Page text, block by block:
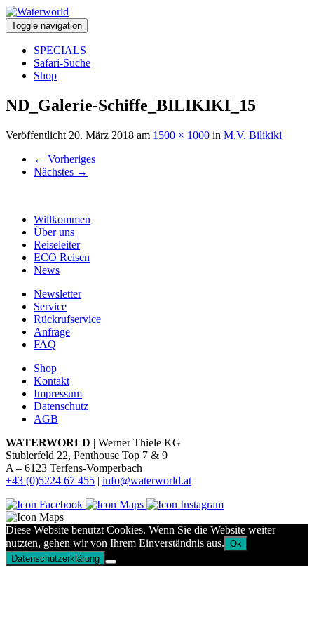
Toggle navigation
SPECIALS
Safari-Suche
Shop
ND_Galerie-Schiffe_BILIKIKI_15
Veröffentlicht 20. März 2018 am 1500 × 1000 in M.V. Bilikiki
← Vorheriges
Nächstes →
Willkommen
Über uns
Reiseleiter
ECO Reisen
News
Newsletter
Service
Rückrufservice
Anfrage
FAQ
Shop
Kontakt
Impressum
Datenschutz
AGB
WATERWORLD | Werner Thiele KG
Stublerfeld 22, Penthouse Top 7 & 9
A – 6123 Terfens-Vomperbach
+43 (0)5224 67 455 | info@waterworld.at
Diese Website benutzt Cookies. Wenn Sie die Website weiter
nutzten, gehen wir von Ihrem Einverständnis aus. Ok
Datenschutzerklärung